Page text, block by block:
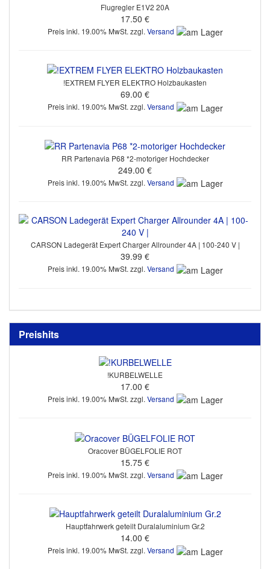
Flugregler E1V2 20A
17.50 €
Preis inkl. 19.00% MwSt. zzgl. Versand
!EXTREM FLYER ELEKTRO Holzbaukasten
69.00 €
Preis inkl. 19.00% MwSt. zzgl.Versand
RR Partenavia P68 *2-motoriger Hochdecker
249.00 €
Preis inkl. 19.00% MwSt. zzgl. Versand
CARSON Ladegerät Expert Charger Allrounder 4A | 100-240 V |
39.99 €
Preis inkl. 19.00% MwSt. zzgl.Versand
Preishits
!KURBELWELLE
17.00 €
Preis inkl. 19.00% MwSt. zzgl. Versand
Oracover BÜGELFOLIE ROT
15.75 €
Preis inkl. 19.00% MwSt. zzgl. Versand
Hauptfahrwerk geteilt Duralaluminium Gr.2
14.00 €
Preis inkl. 19.00% MwSt. zzgl.Versand